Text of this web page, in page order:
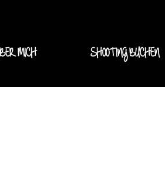
MICH SHOOTING BUCHEN